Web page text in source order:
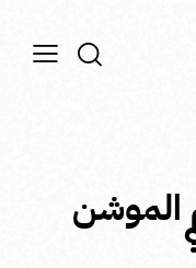
الموشن